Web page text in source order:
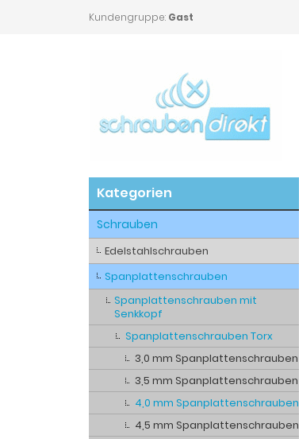
Kundengruppe: Gast
Kategorien
Schrauben
Edelstahlschrauben
Spanplattenschrauben
Spanplattenschrauben mit
Senkkopf
Spanplattenschrauben Torx
3,0 mm Spanplattenschrauben
3,5 mm Spanplattenschrauben
4,0 mm Spanplattenschrauben
4,5 mm Spanplattenschrauben